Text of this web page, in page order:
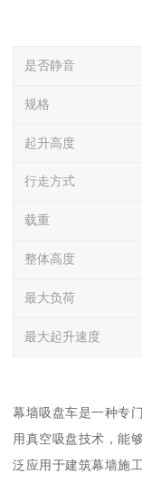
是否静音
规格
起升高度
行走方式
载重
整体高度
最大负荷
最大起升速度
幕墙吸盘车是一种专
用真空吸盘技术，能
泛应用于建筑幕墙施